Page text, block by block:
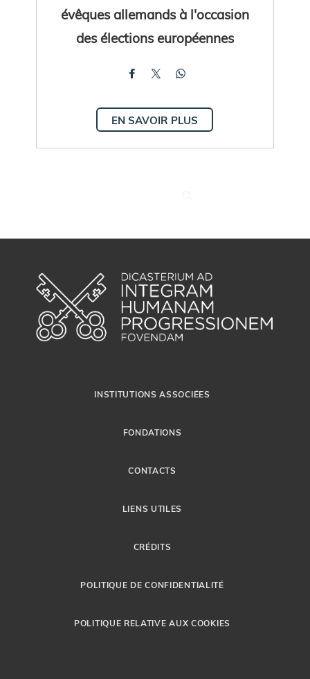
évêques allemands à l'occasion
des élections européennes
EN SAVOIR PLUS
INSTITUTIONS ASSOCIÉES
FONDATIONS
CONTACTS
LIENS UTILES
CRÉDITS
POLITIQUE DE CONFIDENTIALITÉ
POLITIQUE RELATIVE AUX COOKIES